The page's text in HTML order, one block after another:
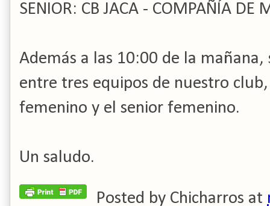
SENIOR: CB JACA - COMPAÑÍA DE
Además a las 10:00 de la
entre tres equipos de nuestro
femenino y el senior femenino.
Un saludo.
Posted by Chicharros at